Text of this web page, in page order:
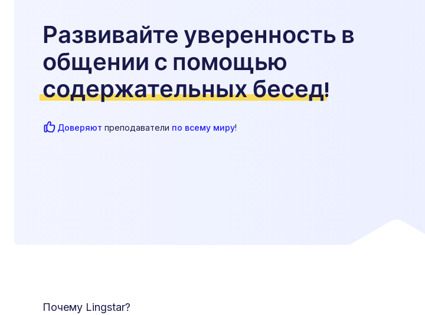
Развивайте уверенность в
общении с помощью
содержательных бесед!
Доверяют преподаватели по всему миру!
Почему Lingstar?